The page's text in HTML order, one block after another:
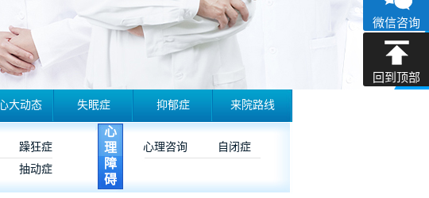
大动态 失眠症 抑郁症 来院路线
躁狂症
抽动症
心
理
障
碍
心理咨询 自闭症
微信咨询
回到顶部